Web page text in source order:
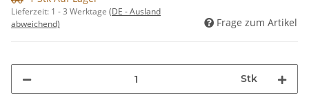
Lieferzeit: 1 - 3 Werktage (DE - Ausland
abweichend)
Frage zum Artikel
Stk